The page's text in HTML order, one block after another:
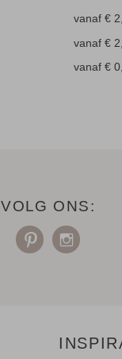
vanaf €
vanaf €
vanaf €
VOLG ONS: